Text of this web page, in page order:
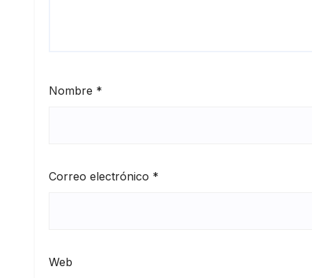
Nombre *
Correo electrónico *
Web